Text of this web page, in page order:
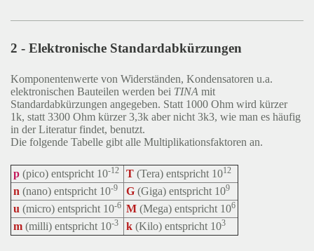
2 - Elektronische Standardabkürzungen
Komponentenwerte von Widerständen, Kondensatoren u.a.
elektronischen Bauteilen werden bei TINA mit
Standardabkürzungen angegeben. Statt 1000 Ohm wird kürzer
1k, statt 3300 Ohm kürzer 3,3k aber nicht 3k3, wie man es häufig
in der Literatur findet, benutzt.
Die folgende Tabelle gibt alle Multiplikationsfaktoren an.
p (pico) entspricht 10-12 T (Tera) entspricht 1012
n (nano) entspricht 10-9 G (Giga) entspricht 109
u (micro) entspricht 10-6 M (Mega) entspricht 106
m (milli) entspricht 10-3 k (Kilo) entspricht 103